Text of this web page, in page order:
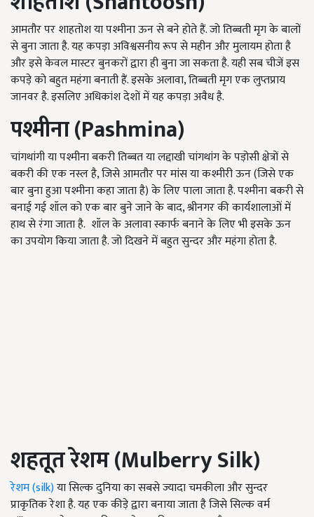
आमतौर पर शाहतोश या पश्मीना ऊन से बने होते हैं. जो तिब्बती मृग के बालों
से बुना जाता है. यह कपड़ा अविश्वसनीय रूप से महीन और मुलायम होता है
और इसे केवल मास्टर बुनकरों द्वारा ही बुना जा सकता है. यही सब चीजें इस
कपड़े को बहुत महंगा बनाती हैं. इसके अलावा, तिब्बती मृग एक लुप्तप्राय
जानवर है. इसलिए अधिकांश देशों में यह कपड़ा अवैध है.
पश्मीना (Pashmina)
चांगथांगी या पश्मीना बकरी तिब्बत या लद्दाखी चांगथांग के पड़ोसी क्षेत्रों से
बकरी की एक नस्ल है, जिसे आमतौर पर मांस या कश्मीरी ऊन (जिसे एक
बार बुना हुआ पश्मीना कहा जाता है) के लिए पाला जाता है. पश्मीना बकरी से
बनाई गई शॉल को एक बार बुने जाने के बाद, श्रीनगर की कार्यशालाओं में
हाथ से रंगा जाता है. शॉल के अलावा स्कार्फ बनाने के लिए भी इसके ऊन
का उपयोग किया जाता है. जो दिखने में बहुत सुन्दर और महंगा होता है.
शहतूत रेशम (Mulberry Silk)
रेशम (silk)या सिल्क दुनिया का सबसे ज्यादा चमकीला और सुन्दर
प्राकृतिक रेशा है. यह एक कीड़े द्वारा बनाया जाता है जिसे सिल्क वर्म